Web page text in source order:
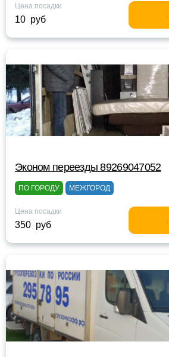
Цена посадки
10 руб
Эконом переезды 89269047052
ПО ГОРОДУ МЕЖГОРОД
Цена посадки
350 руб